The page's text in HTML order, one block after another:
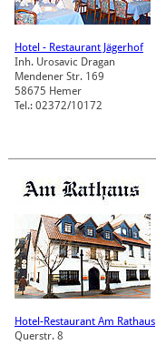
Hotel - Restaurant Jägerhof
Inh. Urosavic Dragan
Mendener Str. 169
58675 Hemer
Tel.: 02372/10172
Hotel-Restaurant Am Rathaus
Querstr. 8